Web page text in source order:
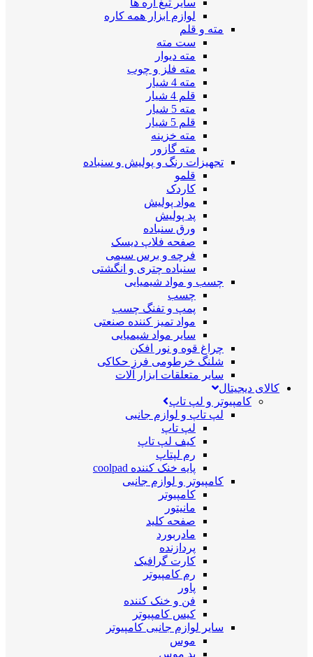
سایر تیغ اره ها
لوازم ابزار همه کاره
مته و قلم
ست مته
مته دیوار
مته فلز و چوب
مته 4 شیار
قلم 4 شیار
مته 5 شیار
قلم 5 شیار
مته خزینه
مته گازور
تجهیزات رنگ و پولیش و سنباده
قلمو
کاردک
مواد پولیش
پد پولیش
ورق سنباده
صفحه فلاپ دیسک
فرچه و برس سیمی
سنباده چتری و انگشتی
چسب و مواد شیمیایی
چسب
پمپ و تفنگ چسب
مواد تمیز کننده صنعتی
سایر مواد شیمیایی
چراغ قوه و نور افکن
شلنگ خرطومی فرز حکاکی
سایر متعلقات ابزار آلات
کالای دیجیتال
کامپیوتر و لپ تاپ
لپ تاپ و لوازم جانبی
لپ تاپ
کیف لپ تاپ
رم لپتاپ
پایه خنک کننده coolpad
کامپیوتر و لوازم جانبی
کامپیوتر
مانیتور
صفحه کلید
مادربورد
پردازنده
کارت گرافیک
رم کامپیوتر
پاور
فن و خنک کننده
کیس کامپیوتر
سایر لوازم جانبی کامپیوتر
موس
پد موس